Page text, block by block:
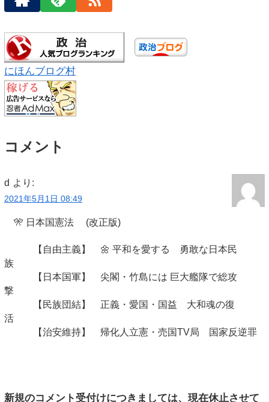
にほんブログ村
コメント
d より:
2021年5月1日 08:49
🎌 日本国憲法 (改正版)
【自由主義】 🌼 平和を愛する 勇敢な日本民
族
【日本国軍】 尖閣・竹島には 巨大艦隊で総攻
撃
【民族団結】 正義・愛国・国益 大和魂の復
活
【治安維持】 帰化人立憲・売国TV局 国家反逆罪
新規のコメント受付けにつきましては、現在休止させて